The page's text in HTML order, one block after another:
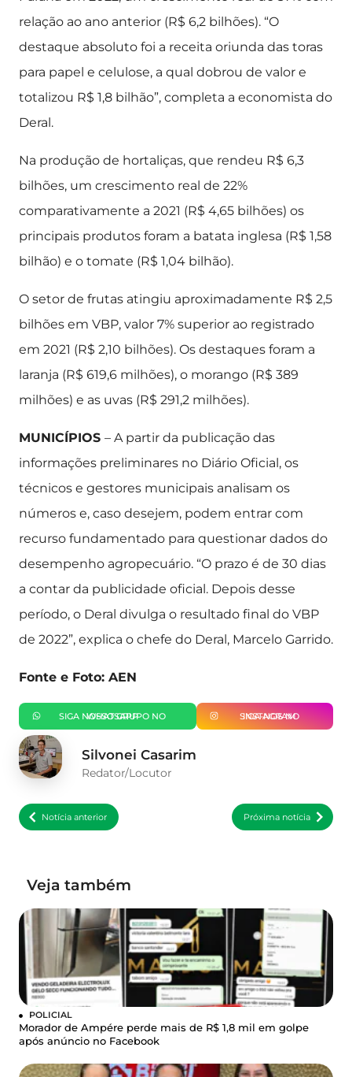
relação ao ano anterior (R$ 6,2 bilhões). “O
destaque absoluto foi a receita oriunda das toras
para papel e celulose, a qual dobrou de valor e
totalizou R$ 1,8 bilhão”, completa a economista do
Deral.
Na produção de hortaliças, que rendeu R$ 6,3
bilhões, um crescimento real de 22%
comparativamente a 2021 (R$ 4,65 bilhões) os
principais produtos foram a batata inglesa (R$ 1,58
bilhão) e o tomate (R$ 1,04 bilhão).
O setor de frutas atingiu aproximadamente R$ 2,5
bilhões em VBP, valor 7% superior ao registrado
em 2021 (R$ 2,10 bilhões). Os destaques foram a
laranja (R$ 619,6 milhões), o morango (R$ 389
milhões) e as uvas (R$ 291,2 milhões).
MUNICÍPIOS – A partir da publicação das
informações preliminares no Diário Oficial, os
técnicos e gestores municipais analisam os
números e, caso desejem, podem entrar com
recurso fundamentado para questionar dados do
desempenho agropecuário. “O prazo é de 30 dias
a contar da publicidade oficial. Depois desse
período, o Deral divulga o resultado final do VBP
de 2022”, explica o chefe do Deral, Marcelo Garrido.
Fonte e Foto: AEN
SIGA NOSSO GRUPO NO WHATSAPP SIGA-NOS NO INSTAGRAM
Silvonei Casarim
Redator/Locutor
Notícia anterior Próxima notícia
Veja também
POLICIAL
Morador de Ampére perde mais de R$ 1,8 mil em golpe
após anúncio no Facebook